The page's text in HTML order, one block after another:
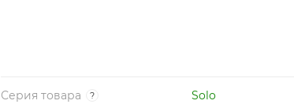
Серия товара ? Solo